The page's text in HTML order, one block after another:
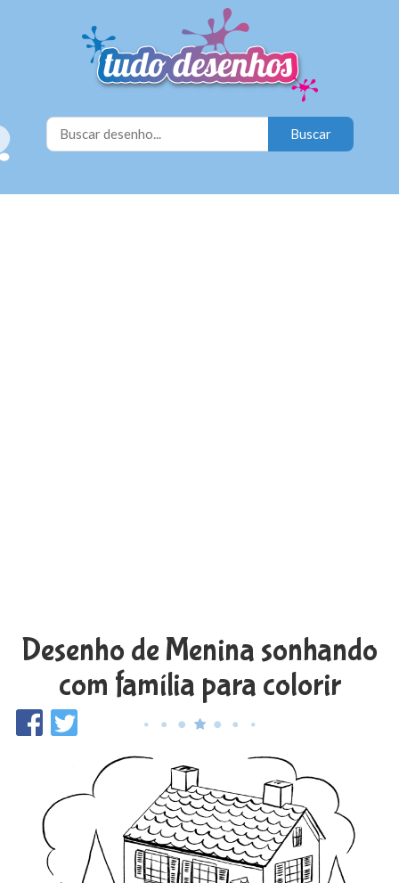
Desenho de Menina sonhando
com família para colorir